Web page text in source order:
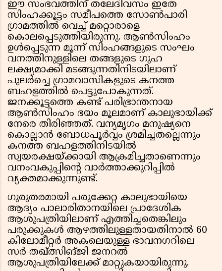
ഈ സംഭവത്തിന് തലേദിവസം ഇതേ
സിംഹക്കൂട്ടം സമീപത്തെ സോൺപാരി
ഗ്രാമത്തിൽ വെച്ച് മറ്റൊരാളെ
കൊലപ്പെടുത്തിയിരുന്നു. ആൺസിംഹം
ഉൾപ്പെടുന്ന മൂന്ന് സിംഹങ്ങളുടെ സംഘം
വനത്തിനുള്ളിലെ തങ്ങളുടെ ഗുഹ
ലക്ഷ്യമാക്കി മടങ്ങുന്നതിനിടയിലാണ്
പുലർച്ചെ ഗ്രാമവാസികളുടെ കനത്ത
ബഹളത്തിൽ പെട്ടുപോകുന്നത്.
ജനക്കൂട്ടത്തെ കണ്ട് പരിഭ്രാന്തനായ
ആൺസിംഹം ഭയം മൂലമാണ് കാലുഭായിക്ക്
നേരെ തിരിഞ്ഞത്. വന്യമൃഗം മനുഷ്യനെ
കൊല്ലാൻ ബോധപൂർവ്വം ശ്രമിച്ചതല്ലെന്നും
കനത്ത ബഹളത്തിനിടയിൽ
സ്വയരക്ഷയ്ക്കായി ആക്രമിച്ചതാണെന്നും
വനംവകുപ്പിന്റെ വാർത്താക്കുറിപ്പിൽ
വ്യക്തമാക്കുന്നുണ്ട്.
ഗുരുതരമായി പരുക്കേറ്റ കാലുഭായിയെ
ആദ്യം പാലാരിതാനയിലെ പ്രാദേശിക
ആശുപത്രിയിലാണ് എത്തിച്ചതെങ്കിലും
പരുക്കുകൾ ആഴത്തിലുള്ളതായതിനാൽ 60
കിലോമീറ്റർ അകലെയുള്ള ഭാവനഗറിലെ
സർ തഖ്ത്സിങ്ജി ജനറൽ
ആശുപത്രിയിലേക്ക് മാറ്റുകയായിരുന്നു.